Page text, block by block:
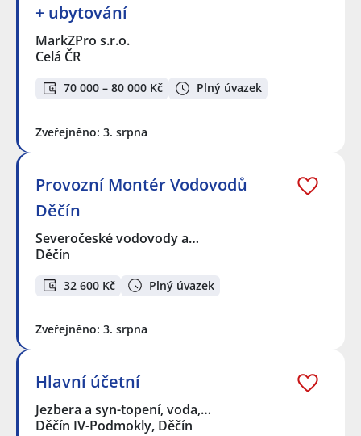
+ ubytování
MarkZPro s.r.o.
Celá ČR
70 000 – 80 000 Kč Plný úvazek
Zveřejněno: 3. srpna
Provozní Montér Vodovodů
Děčín
Severočeské vodovody a…
Děčín
32 600 Kč Plný úvazek
Zveřejněno: 3. srpna
Hlavní účetní
Jezbera a syn-topení, voda,…
Děčín IV-Podmokly, Děčín